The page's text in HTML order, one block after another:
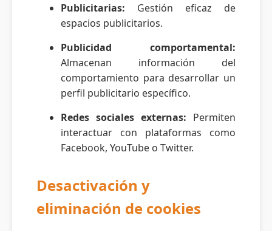
Publicitarias: Gestión eficaz de
espacios publicitarios.
Publicidad comportamental:
Almacenan información del
comportamiento para desarrollar un
perfil publicitario específico.
Redes sociales externas: Permiten
interactuar con plataformas como
Facebook, YouTube o Twitter.
Desactivación y
eliminación de cookies